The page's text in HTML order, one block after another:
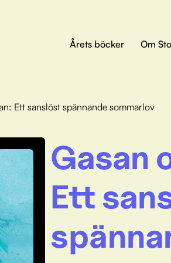
Årets böcker Om
Ett sanslöst spännande sommarlov
Gasan
Ett